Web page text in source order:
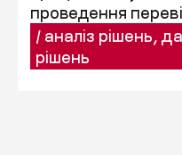
проведення
/ аналіз рішень,
рішень